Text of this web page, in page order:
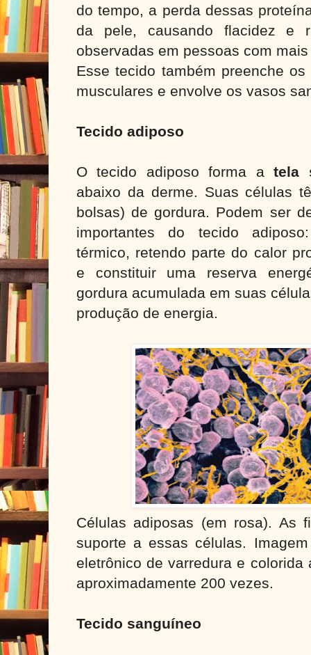
do tempo, a perda dessas
da pele, causando flacidez e
observadas em pessoas com
Esse tecido também preenche
musculares e envolve os vasos
Tecido adiposo
O tecido adiposo forma atela
abaixo da derme. Suas células
bolsas) de gordura. Podem ser
importantes do tecido
térmico, retendo parte do calor
e constituir uma reserva
gordura acumulada em suas
produção de energia.
Células adiposas (em rosa). As
suporte a essas células.
eletrônico de varredura e colorida
aproximadamente 200 vezes.
Tecido sanguíneo